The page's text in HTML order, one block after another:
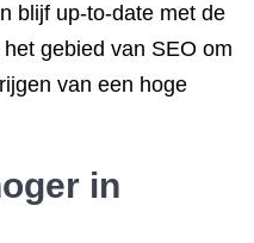
blijf up-to-date met de
gebied van SEO om
van een hoge
in